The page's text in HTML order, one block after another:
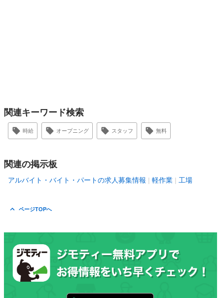
関連キーワード検索
時給 オープニング スタッフ 無料
関連の掲示板
アルバイト・バイト・パートの求人募集情報 軽作業 工場
ページTOPへ